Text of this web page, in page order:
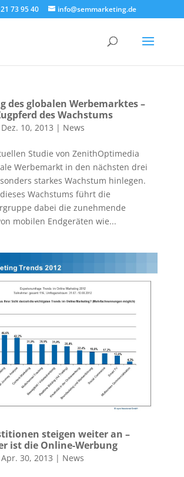
73 95 40 info@semmarketing.de
des globalen Werbemarktes –
des Wachstums
Dez. 10, 2013 | News
Studie von ZenithOptimedia
Werbemarkt in den nächsten drei
starkes Wachstum hinlegen.
Wachstums führt die
dabei die zunehmende
mobilen Endgeräten wie...
steigen weiter an –
ist die Online-Werbung
Apr. 30, 2013 | News